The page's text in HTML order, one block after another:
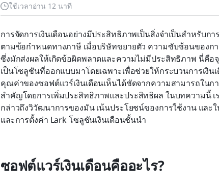
ใช้เวลาอ่าน 12 นาที
การจัดการเงินเดือนอย่างมีประสิทธิภาพเป็นสิ่งจำเป็นสำหรับ
ตามข้อกำหนดทางภาษี เมื่อบริษัทขยายตัว ความซับซ้อนของกา
ซึ่งมักส่งผลให้เกิดข้อผิดพลาดและความไม่มีประสิทธิภาพ นี่คื
เป็นโซลูชันที่ออกแบบมาโดยเฉพาะเพื่อช่วยให้กระบวนการเงิน
คุณค่าของซอฟต์แวร์เงินเดือนเห็นได้ชัดจากความสามารถในก
สำคัญโดยการเพิ่มประสิทธิภาพและประสิทธิผล ในบทความนี้ เ
กล่าวถึงวิวัฒนาการของมัน เน้นประโยชน์ของการใช้งาน และ
และการตั้งค่า Lark โซลูชันเงินเดือนชั้นนำ
ซอฟต์แวร์เงินเดือนคืออะไร?